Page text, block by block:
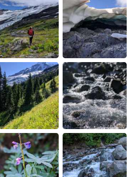
한국어
ไทย
Italiano
Tiếng Việt